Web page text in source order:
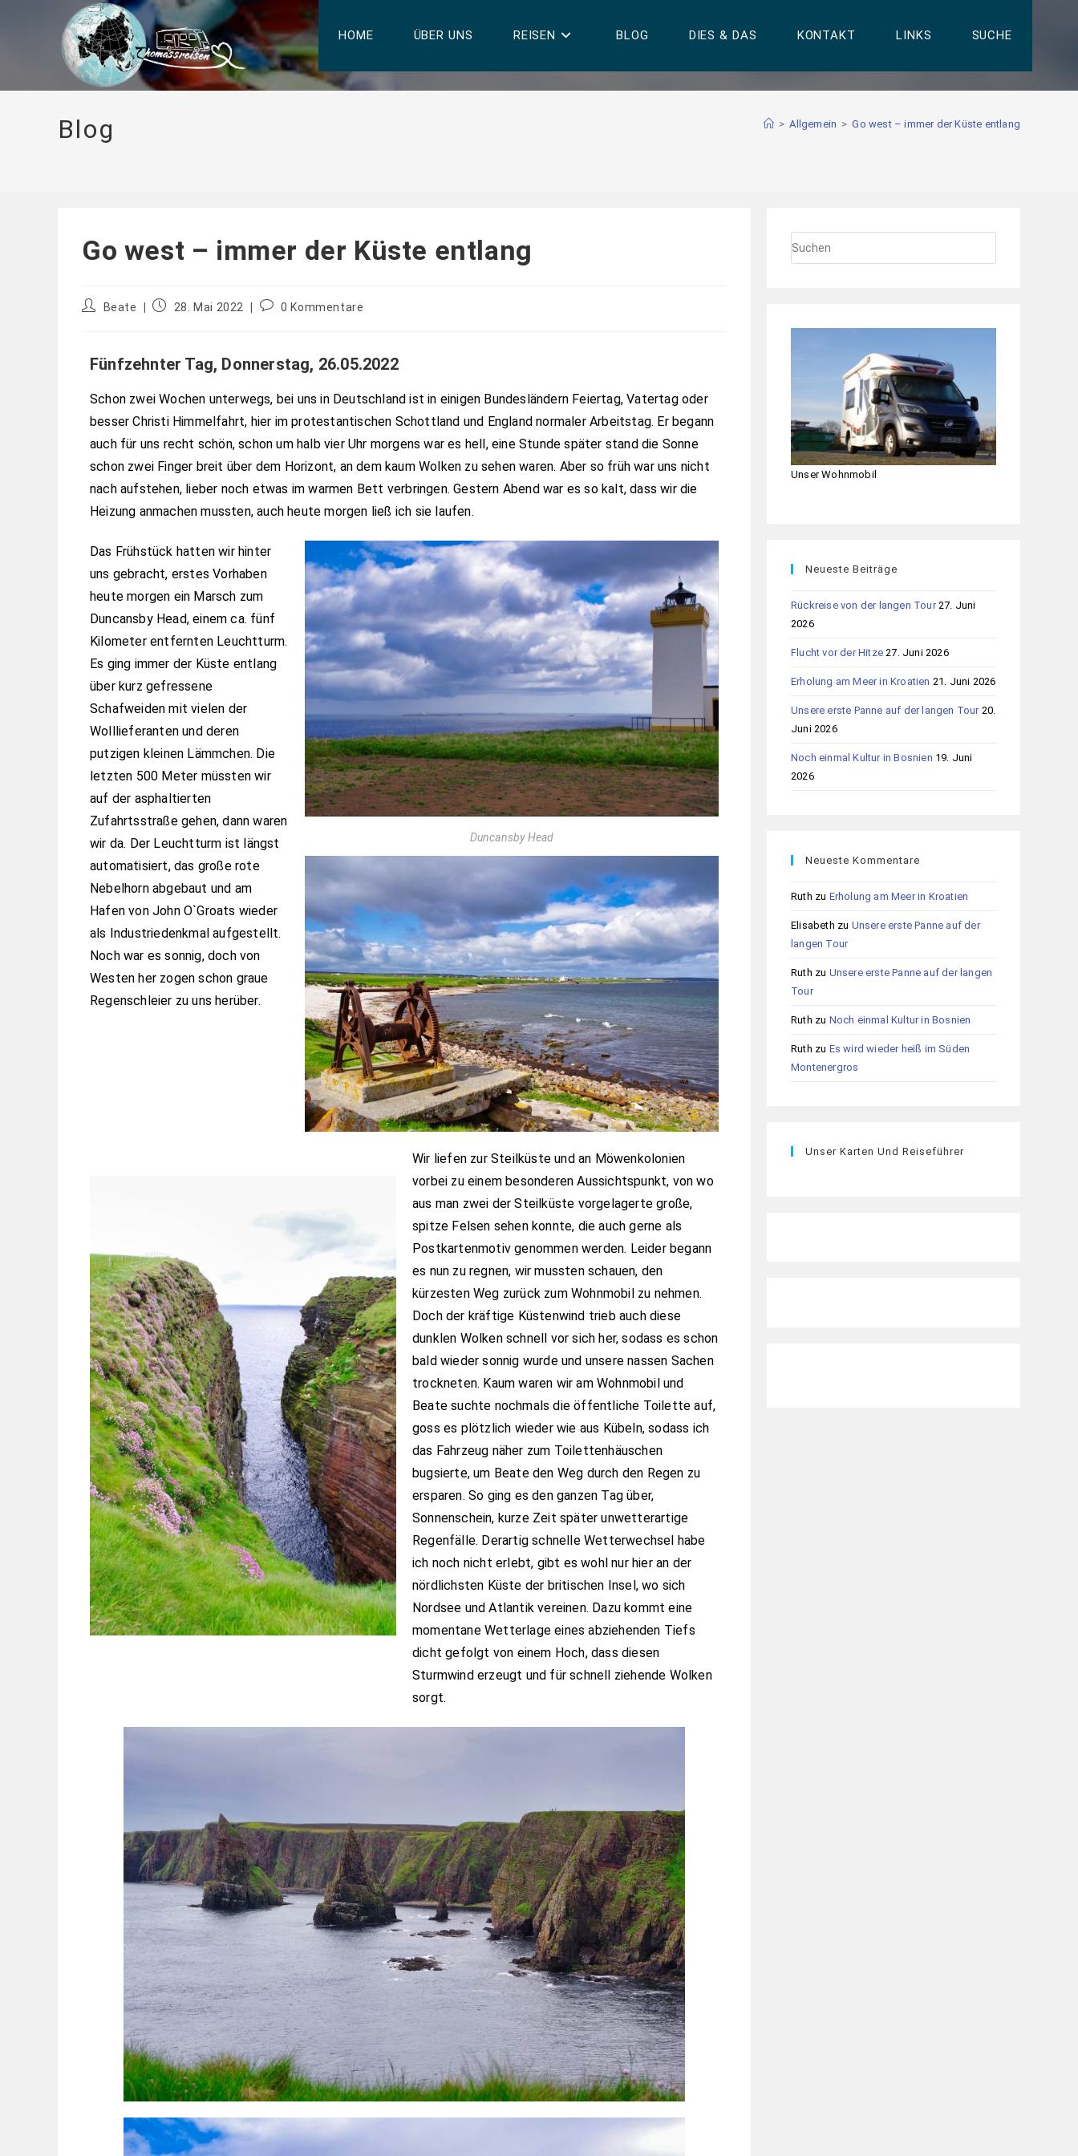
HOME ÜBER UNS REISEN BLOG DIES & DAS KONTAKT LINKS SUCHE
Blog > Allgemein > Go west – immer der Küste entlang
Go west – immer der Küste entlang
Beate 28. Mai 2022 0 Kommentare
Fünfzehnter Tag, Donnerstag, 26.05.2022
Schon zwei Wochen unterwegs, bei uns in Deutschland ist in einigen Bundesländern Feiertag, Vatertag oder
besser Christi Himmelfahrt, hier im protestantischen Schottland und England normaler Arbeitstag. Er begann
auch für uns recht schön, schon um halb vier Uhr morgens war es hell, eine Stunde später stand die Sonne
schon zwei Finger breit über dem Horizont, an dem kaum Wolken zu sehen waren. Aber so früh war uns nicht
nach aufstehen, lieber noch etwas im warmen Bett verbringen. Gestern Abend war es so kalt, dass wir die
Heizung anmachen mussten, auch heute morgen ließ ich sie laufen.
Das Frühstück hatten wir hinter
uns gebracht, erstes Vorhaben
heute morgen ein Marsch zum
Duncansby Head, einem ca. fünf
Kilometer entfernten Leuchtturm.
Es ging immer der Küste entlang
über kurz gefressene
Schafweiden mit vielen der
Wolllieferanten und deren
putzigen kleinen Lämmchen. Die
letzten 500 Meter müssten wir
auf der asphaltierten
Zufahrtsstraße gehen, dann waren
wir da. Der Leuchtturm ist längst
automatisiert, das große rote
Nebelhorn abgebaut und am
Hafen von John O`Groats wieder
als Industriedenkmal aufgestellt.
Noch war es sonnig, doch von
Westen her zogen schon graue
Regenschleier zu uns herüber.
Duncansby Head
Wir liefen zur Steilküste und an Möwenkolonien
vorbei zu einem besonderen Aussichtspunkt, von wo
aus man zwei der Steilküste vorgelagerte große,
spitze Felsen sehen konnte, die auch gerne als
Postkartenmotiv genommen werden. Leider begann
es nun zu regnen, wir mussten schauen, den
kürzesten Weg zurück zum Wohnmobil zu nehmen.
Doch der kräftige Küstenwind trieb auch diese
dunklen Wolken schnell vor sich her, sodass es schon
bald wieder sonnig wurde und unsere nassen Sachen
trockneten. Kaum waren wir am Wohnmobil und
Beate suchte nochmals die öffentliche Toilette auf,
goss es plötzlich wieder wie aus Kübeln, sodass ich
das Fahrzeug näher zum Toilettenhäuschen
bugsierte, um Beate den Weg durch den Regen zu
ersparen. So ging es den ganzen Tag über,
Sonnenschein, kurze Zeit später unwetterartige
Regenfälle. Derartig schnelle Wetterwechsel habe
ich noch nicht erlebt, gibt es wohl nur hier an der
nördlichsten Küste der britischen Insel, wo sich
Nordsee und Atlantik vereinen. Dazu kommt eine
momentane Wetterlage eines abziehenden Tiefs
dicht gefolgt von einem Hoch, dass diesen
Sturmwind erzeugt und für schnell ziehende Wolken
sorgt.
Unser Wohnmobil
Neueste Beiträge
Rückreise von der langen Tour 27. Juni
2026
Flucht vor der Hitze 27. Juni 2026
Erholung am Meer in Kroatien 21. Juni 2026
Unsere erste Panne auf der langen Tour 20.
Juni 2026
Noch einmal Kultur in Bosnien 19. Juni
2026
Neueste Kommentare
Ruth zu Erholung am Meer in Kroatien
Elisabeth zu Unsere erste Panne auf der
langen Tour
Ruth zu Unsere erste Panne auf der langen
Tour
Ruth zu Noch einmal Kultur in Bosnien
Ruth zu Es wird wieder heiß im Süden
Montenergros
Unser Karten Und Reiseführer